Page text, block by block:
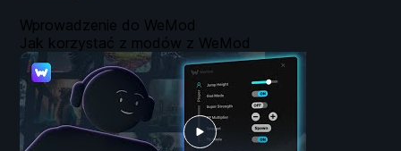
Wprowadzenie do WeMod
Jak korzystać z modów z WeMod